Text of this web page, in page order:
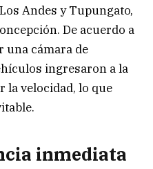
Andes y Tupungato,
De acuerdo a
una cámara de
ingresaron a la
velocidad, lo que
inmediata